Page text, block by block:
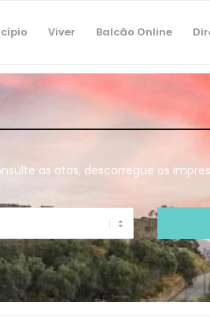
Viver Balcão Online
as atas, descarregue os